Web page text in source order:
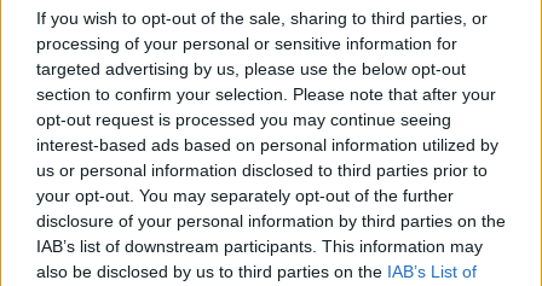
If you wish to opt-out of the sale, sharing to third parties, or
processing of your personal or sensitive information for
targeted advertising by us, please use the below opt-out
section to confirm your selection. Please note that after your
opt-out request is processed you may continue seeing
interest-based ads based on personal information utilized by
us or personal information disclosed to third parties prior to
your opt-out. You may separately opt-out of the further
disclosure of your personal information by third parties on the
IAB’s list of downstream participants. This information may
also be disclosed by us to third parties on the IAB’s List of
Aktuelt